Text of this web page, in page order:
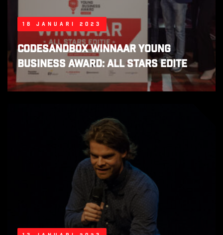
18 januari 2023
CodeSandbox winnaar Young
Business Award: All Stars edite